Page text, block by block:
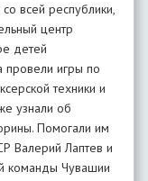
всей республики,
центр
детей
провели игры по
техники и
узнали об
Помогали им
Валерий Лаптев и
команды Чувашии